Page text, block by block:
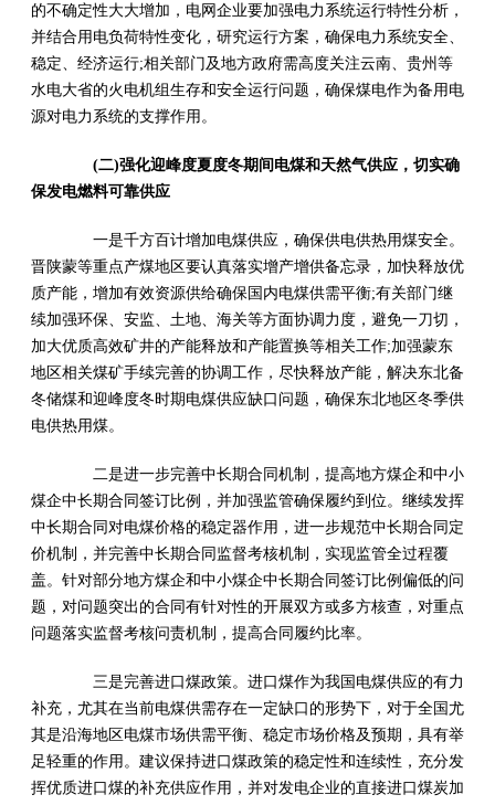
的不确定性大大增加，电网企业要加强电力系统运行特性分析，
并结合用电负荷特性变化，研究运行方案，确保电力系统安全、
稳定、经济运行;相关部门及地方政府需高度关注云南、贵州等
水电大省的火电机组生存和安全运行问题，确保煤电作为备用电
源对电力系统的支撑作用。
(二)强化迎峰度夏度冬期间电煤和天然气供应，切实确
保发电燃料可靠供应
一是千方百计增加电煤供应，确保供电供热用煤安全。
晋陕蒙等重点产煤地区要认真落实增产增供备忘录，加快释放优
质产能，增加有效资源供给确保国内电煤供需平衡;有关部门继
续加强环保、安监、土地、海关等方面协调力度，避免一刀切，
加大优质高效矿井的产能释放和产能置换等相关工作;加强蒙东
地区相关煤矿手续完善的协调工作，尽快释放产能，解决东北备
冬储煤和迎峰度冬时期电煤供应缺口问题，确保东北地区冬季供
电供热用煤。
二是进一步完善中长期合同机制，提高地方煤企和中小
煤企中长期合同签订比例，并加强监管确保履约到位。继续发挥
中长期合同对电煤价格的稳定器作用，进一步规范中长期合同定
价机制，并完善中长期合同监督考核机制，实现监管全过程覆
盖。针对部分地方煤企和中小煤企中长期合同签订比例偏低的问
题，对问题突出的合同有针对性的开展双方或多方核查，对重点
问题落实监督考核问责机制，提高合同履约比率。
三是完善进口煤政策。进口煤作为我国电煤供应的有力
补充，尤其在当前电煤供需存在一定缺口的形势下，对于全国尤
其是沿海地区电煤市场供需平衡、稳定市场价格及预期，具有举
足轻重的作用。建议保持进口煤政策的稳定性和连续性，充分发
挥优质进口煤的补充供应作用，并对发电企业的直接进口煤炭加